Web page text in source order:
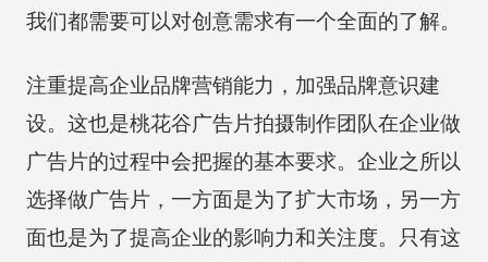
我们都需要可以对创意需求有一个全面的了解。
注重提高企业品牌营销能力，加强品牌意识建
设。这也是桃花谷广告片拍摄制作团队在企业做
广告片的过程中会把握的基本要求。企业之所以
选择做广告片，一方面是为了扩大市场，另一方
面也是为了提高企业的影响力和关注度。只有这